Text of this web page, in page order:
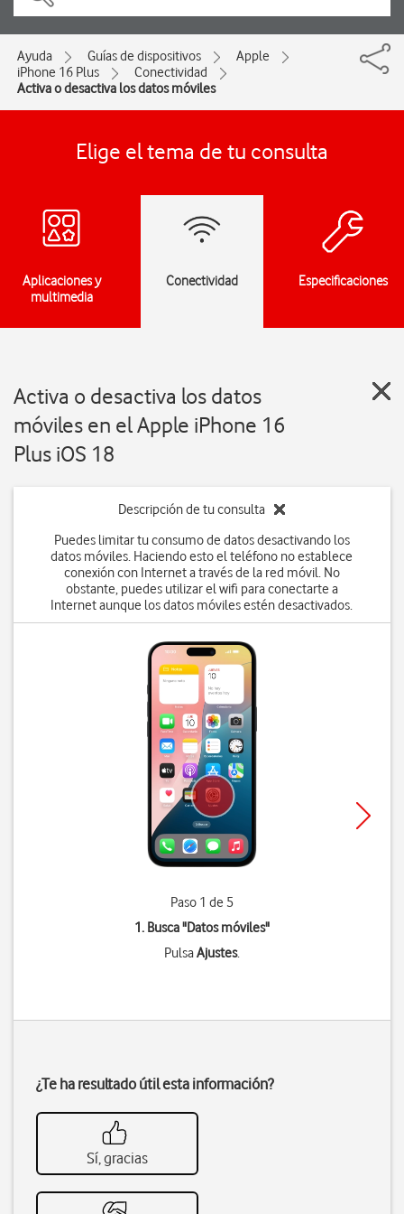
Ayuda Guías de dispositivos
Apple
iPhone 16 Plus
Conectividad
Activa o desactiva los datos móviles
Elige el tema de tu consulta
Aplicaciones y
multimedia
Conectividad Especificaciones
Activa o desactiva los datos
móviles en el Apple iPhone 16
Plus iOS 18
Descripción de tu consulta
Puedes limitar tu consumo de datos desactivando los
datos móviles. Haciendo esto el teléfono no establece
conexión con Internet a través de la red móvil. No
obstante, puedes utilizar el wifi para conectarte a
Internet aunque los datos móviles estén desactivados.
Paso 1 de 5
1. Busca "Datos móviles"
PulsaAjustes.
¿Te ha resultado útil esta información?
Sí, gracias